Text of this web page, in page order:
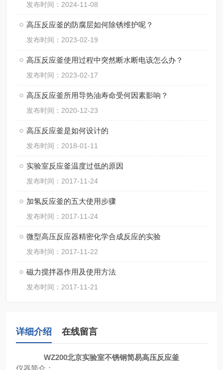
发布时间：2024-11-08
高压反应釜的防腐层如何除锈维护呢？
发布时间：2023-02-19
高压反应釜使用过程中突然断水断电该怎么办？
发布时间：2023-02-17
高压反应釜所用导热油寿命受何因素影响？
发布时间：2020-12-23
高压反应釜是如何设计的
发布时间：2018-01-11
实验室反应釜温度过低的原因
发布时间：2017-11-24
加氢反应釜的五大使用步骤
发布时间：2017-11-24
微型高压反应器精密化学合成反应的实验
发布时间：2017-11-22
磁力搅拌器作用及使用方法
发布时间：2017-11-21
详细介绍 在线留言
WZ200北京实验室不锈钢简易高压反应釜
仪器简介：